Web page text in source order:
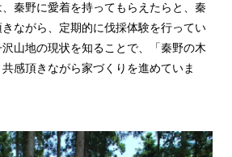
秦野に愛着を持ってもらえたらと、秦
ながら、定期的に伐採体験を行ってい
山地の現状を知ることで、「秦野の木
感頂きながら家づくりを進めていま